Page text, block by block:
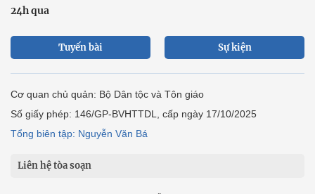
24h qua
Tuyến bài Sự kiện
Cơ quan chủ quản: Bộ Dân tộc và Tôn giáo
Số giấy phép: 146/GP-BVHTTDL, cấp ngày 17/10/2025
Tổng biên tập: Nguyễn Văn Bá
Liên hệ tòa soạn